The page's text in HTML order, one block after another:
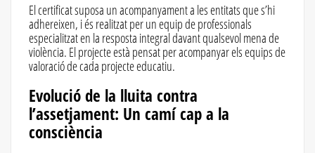
El certificat suposa un acompanyament a les entitats que s’hi
adhereixen, i és realitzat per un equip de professionals
especialitzat en la resposta integral davant qualsevol mena de
violència. El projecte està pensat per acompanyar els equips de
valoració de cada projecte educatiu.
Evolució de la lluita contra
l’assetjament: Un camí cap a la
consciència